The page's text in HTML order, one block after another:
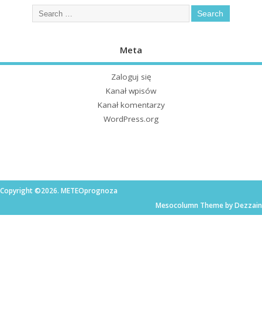
Meta
Zaloguj się
Kanał wpisów
Kanał komentarzy
WordPress.org
Copyright ©2026. METEOprognoza
Mesocolumn Theme by Dezzain